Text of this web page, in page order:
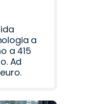
a
a 415
Ad